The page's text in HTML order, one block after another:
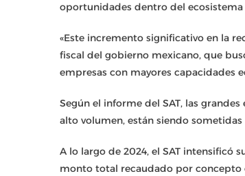
oportunidades dentro del
«Este incremento significativo en la
fiscal del gobierno mexicano, que
empresas con mayores capacidades
Según el informe del SAT, las
alto volumen, están siendo
A lo largo de 2024, el SAT intensificó
monto total recaudado por concepto